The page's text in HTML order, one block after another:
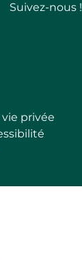
Suivez-nous !
privée